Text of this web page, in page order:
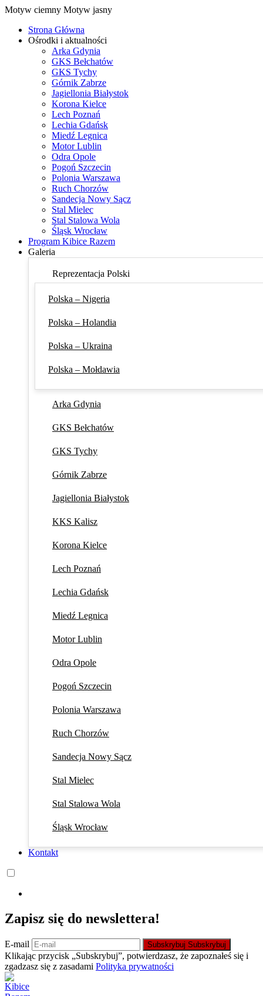
Motyw ciemny Motyw jasny
Strona Główna
Ośrodki i aktualności
Arka Gdynia
GKS Bełchatów
GKS Tychy
Górnik Zabrze
Jagiellonia Białystok
Korona Kielce
Lech Poznań
Lechia Gdańsk
Miedź Legnica
Motor Lublin
Odra Opole
Pogoń Szczecin
Polonia Warszawa
Ruch Chorzów
Sandecja Nowy Sącz
Stal Mielec
Stal Stalowa Wola
Śląsk Wrocław
Program Kibice Razem
Galeria
Reprezentacja Polski
Polska – Nigeria
Polska – Holandia
Polska – Ukraina
Polska – Mołdawia
Arka Gdynia
GKS Bełchatów
GKS Tychy
Górnik Zabrze
Jagiellonia Białystok
KKS Kalisz
Korona Kielce
Lech Poznań
Lechia Gdańsk
Miedź Legnica
Motor Lublin
Odra Opole
Pogoń Szczecin
Polonia Warszawa
Ruch Chorzów
Sandecja Nowy Sącz
Stal Mielec
Stal Stalowa Wola
Śląsk Wrocław
Kontakt
Zapisz się do newslettera!
E-mail Subskrybuj Subskrybuj
Klikając przycisk „Subskrybuj”, potwierdzasz, że zapoznałeś się i
zgadzasz się z zasadami Polityka prywatności